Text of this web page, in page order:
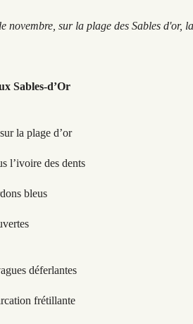
novembre, sur la plage des Sables d'or,
Sables-d’Or
la plage d’or
l’ivoire des dents
bleus
déferlantes
frétillante